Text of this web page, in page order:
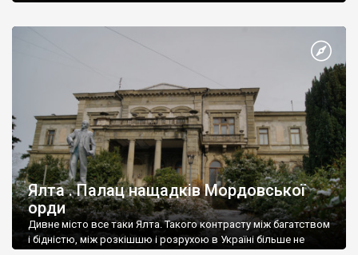
Ялта . Палац нащадків Мордовської
орди
Дивне місто все таки Ялта. Такого контрасту між багатством
і бідністю, між розкішшю і розрухою в Україні більше не